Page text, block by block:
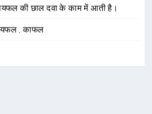
की छाल दवा के काम में आती है।
,काफल